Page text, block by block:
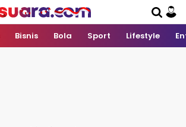
Bisnis Bola Sport Lifestyle